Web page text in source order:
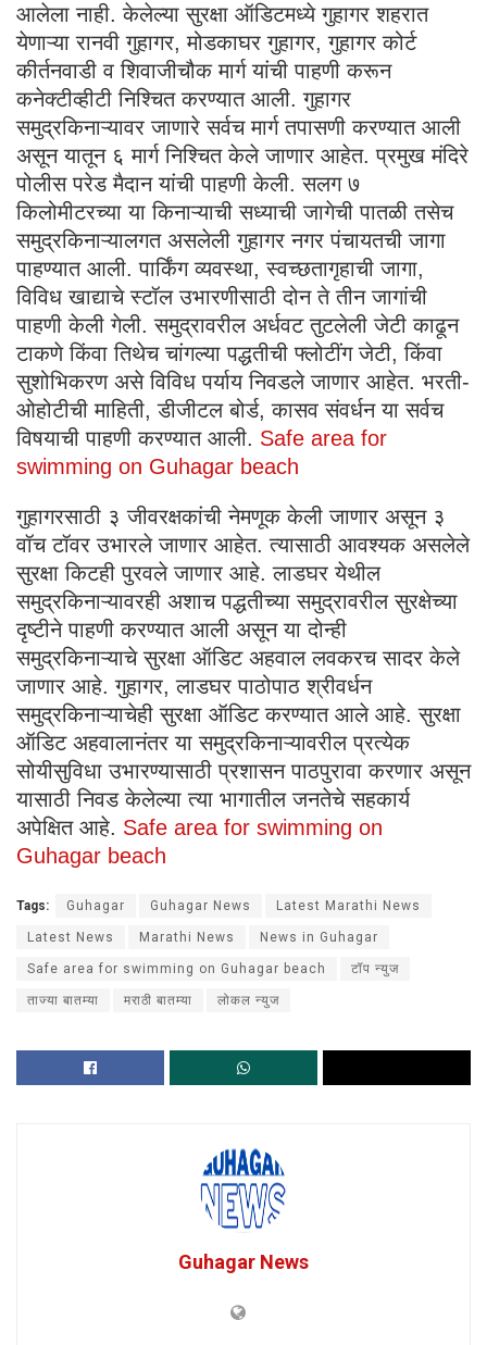
आलेला नाही. केलेल्या सुरक्षा ऑडिटमध्ये गुहागर शहरात
येणाऱ्या रानवी गुहागर, मोडकाघर गुहागर, गुहागर कोर्ट
कीर्तनवाडी व शिवाजीचौक मार्ग यांची पाहणी करून
कनेक्टीव्हीटी निश्चित करण्यात आली. गुहागर
समुद्रकिनाऱ्यावर जाणारे सर्वच मार्ग तपासणी करण्यात आली
असून यातून ६ मार्ग निश्चित केले जाणार आहेत. प्रमुख मंदिरे
पोलीस परेड मैदान यांची पाहणी केली. सलग ७
किलोमीटरच्या या किनाऱ्याची सध्याची जागेची पातळी तसेच
समुद्रकिनाऱ्यालगत असलेली गुहागर नगर पंचायतची जागा
पाहण्यात आली. पार्किंग व्यवस्था, स्वच्छतागृहाची जागा,
विविध खाद्याचे स्टॉल उभारणीसाठी दोन ते तीन जागांची
पाहणी केली गेली. समुद्रावरील अर्धवट तुटलेली जेटी काढून
टाकणे किंवा तिथेच चांगल्या पद्धतीची फ्लोटींग जेटी, किंवा
सुशोभिकरण असे विविध पर्याय निवडले जाणार आहेत. भरती-
ओहोटीची माहिती, डीजीटल बोर्ड, कासव संवर्धन या सर्वच
विषयाची पाहणी करण्यात आली. Safe area for
swimming on Guhagar beach
गुहागरसाठी ३ जीवरक्षकांची नेमणूक केली जाणार असून ३
वॉच टॉवर उभारले जाणार आहेत. त्यासाठी आवश्यक असलेले
सुरक्षा किटही पुरवले जाणार आहे. लाडघर येथील
समुद्रकिनाऱ्यावरही अशाच पद्धतीच्या समुद्रावरील सुरक्षेच्या
दृष्टीने पाहणी करण्यात आली असून या दोन्ही
समुद्रकिनाऱ्याचे सुरक्षा ऑडिट अहवाल लवकरच सादर केले
जाणार आहे. गुहागर, लाडघर पाठोपाठ श्रीवर्धन
समुद्रकिनाऱ्याचेही सुरक्षा ऑडिट करण्यात आले आहे. सुरक्षा
ऑडिट अहवालानंतर या समुद्रकिनाऱ्यावरील प्रत्येक
सोयीसुविधा उभारण्यासाठी प्रशासन पाठपुरावा करणार असून
यासाठी निवड केलेल्या त्या भागातील जनतेचे सहकार्य
अपेक्षित आहे. Safe area for swimming on
Guhagar beach
Tags: Guhagar Guhagar News Latest Marathi News
Latest News Marathi News News in Guhagar
Safe area for swimming on Guhagar beach टॉप न्युज
ताज्या बातम्या मराठी बातम्या लोकल न्युज
Guhagar News